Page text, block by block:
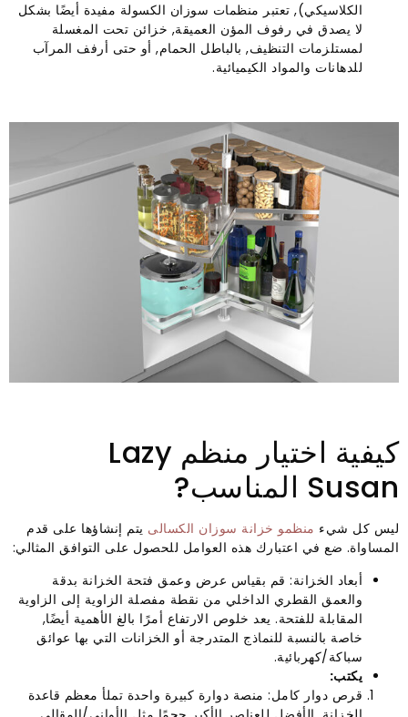
الكلاسيكي), تعتبر منظمات سوزان الكسولة مفيدة أيضًا بشكل
لا يصدق في رفوف المؤن العميقة, خزائن تحت المغسلة
لمستلزمات التنظيف, بالباطل الحمام, أو حتى أرفف المرآب
للدهانات والمواد الكيميائية.
كيفية اختيار منظم Lazy
Susan المناسب?
ليس كل شيء منظمو خزانة سوزان الكسالى يتم إنشاؤها على قدم
المساواة. ضع في اعتبارك هذه العوامل للحصول على التوافق المثالي:
أبعاد الخزانة: قم بقياس عرض وعمق فتحة الخزانة بدقة
والعمق القطري الداخلي من نقطة مفصلة الزاوية إلى الزاوية
المقابلة للفتحة. يعد خلوص الارتفاع أمرًا بالغ الأهمية أيضًا,
خاصة بالنسبة للنماذج المتدرجة أو الخزانات التي بها عوائق
سباكة/كهربائية.
يكتب:
قرص دوار كامل: منصة دوارة كبيرة واحدة تملأ معظم قاعدة